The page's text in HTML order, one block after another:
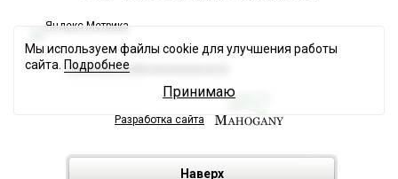
Политика конфиденциальности
Разработка сайта
Наверх
Мы используем файлы cookie для улучшения работы
сайта. Подробнее
Принимаю